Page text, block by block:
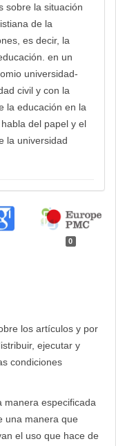
sobre la situación
de la
es decir, la
en un
universidad-
civil y con la
la educación en la
del papel y el
la universidad
0
los artículos y por
ejecutar y
condiciones
manera especificada
una manera que
el uso que hace de